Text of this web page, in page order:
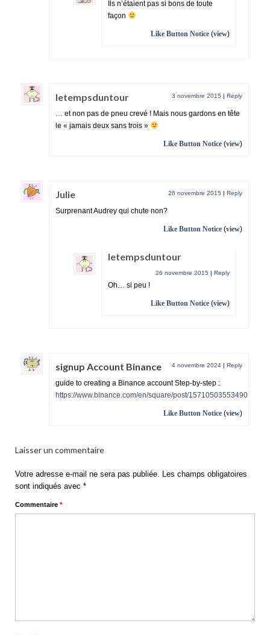
Ils n’étaient pas si bons de toute
façon
Like Button Notice (view)
letempsduntour 3 novembre 2015 | Reply
… et non pas de pneu crevé ! Mais nous gardons en tête
le « jamais deux sans trois »
Like Button Notice (view)
Julie 26 novembre 2015 | Reply
Surprenant Audrey qui chute non?
Like Button Notice (view)
letempsduntour
26 novembre 2015 | Reply
Oh… si peu !
Like Button Notice (view)
signup Account Binance 4 novembre 2024 | Reply
guide to creating a Binance account Step-by-step :
https://www.binance.com/en/square/post/15710503553490
Like Button Notice (view)
Laisser un commentaire
Votre adresse e-mail ne sera pas publiée. Les champs obligatoires
sont indiqués avec *
Commentaire *